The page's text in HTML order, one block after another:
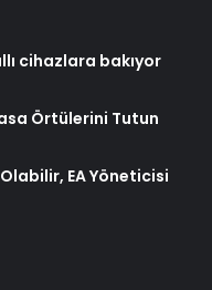
cihazlara bakıyor
Örtülerini Tutun
EA Yöneticisi